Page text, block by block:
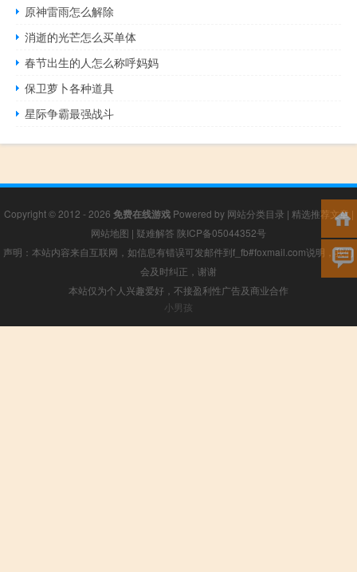
原神雷雨怎么解除
消逝的光芒怎么买单体
春节出生的人怎么称呼妈妈
保卫萝卜各种道具
星际争霸最强战斗
Copyright © 2012 - 2026 免费在线游戏Powered by 网站分类目录 | 精选推荐文章|
网站地图 | 疑难解答 陕ICP备05044352号
声明：本站内容来自互联网，如信息有错误可发邮件到f_fb#foxmail.com说明，我们
会及时纠正，谢谢
本站仅为个人兴趣爱好，不接盈利性广告及商业合作
小男孩